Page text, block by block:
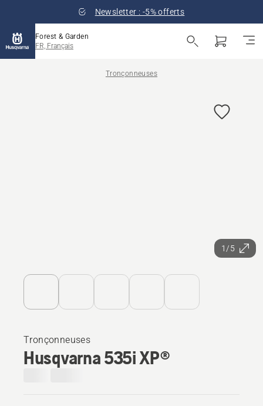
Newsletter : -5% offerts
Forest & Garden
FR, Français
Tronçonneuses
1/5
Tronçonneuses
Husqvarna 535i XP®